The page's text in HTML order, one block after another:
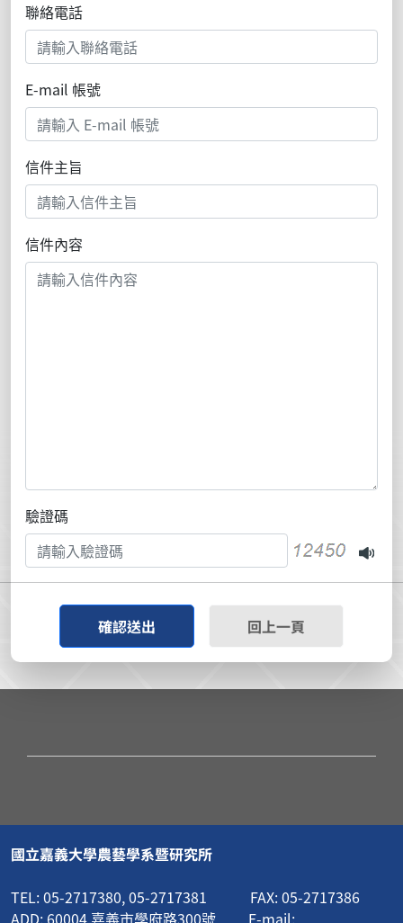
聯絡電話
E-mail 帳號
信件主旨
信件內容
驗證碼
確認送出 回上一頁
國立嘉義大學農藝學系暨研究所
TEL: 05-2717380, 05-2717381 FAX: 05-2717386
ADD: 60004 嘉義市學府路300號 E-mail: